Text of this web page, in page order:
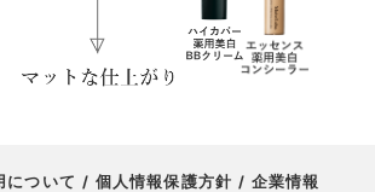
について 個人情報保護方針 企業情報